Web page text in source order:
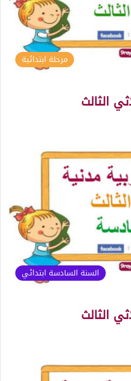
مرحلة ابتدائية
الثالث
السنة السادسة ابتدائي
الثالث